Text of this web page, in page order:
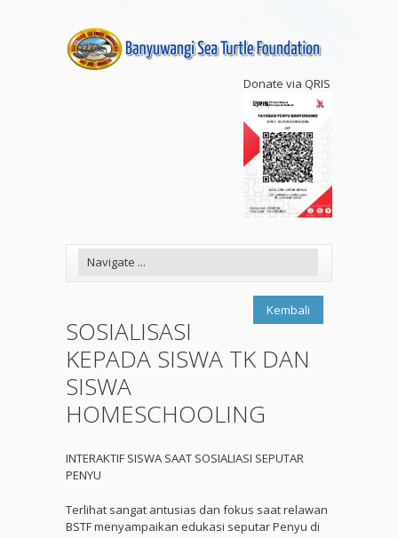
Donate via QRIS
Kembali
SOSIALISASI
KEPADA SISWA TK DAN
SISWA
HOMESCHOOLING
INTERAKTIF SISWA SAAT SOSIALIASI SEPUTAR
PENYU
Terlihat sangat antusias dan fokus saat relawan
BSTF menyampaikan edukasi seputar Penyu di